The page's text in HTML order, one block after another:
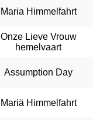
Maria Himmelfahrt
Onze Lieve Vrouw
hemelvaart
Assumption Day
Mariä Himmelfahrt